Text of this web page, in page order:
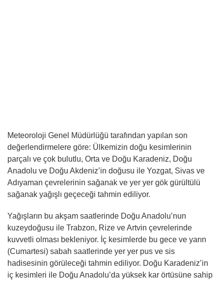
Meteoroloji Genel Müdürlüğü tarafından yapılan son
değerlendirmelere göre: Ülkemizin doğu kesimlerinin
parçalı ve çok bulutlu, Orta ve Doğu Karadeniz, Doğu
Anadolu ve Doğu Akdeniz’in doğusu ile Yozgat, Sivas ve
Adıyaman çevrelerinin sağanak ve yer yer gök gürültülü
sağanak yağışlı geçeceği tahmin ediliyor.
Yağışların bu akşam saatlerinde Doğu Anadolu’nun
kuzeydoğusu ile Trabzon, Rize ve Artvin çevrelerinde
kuvvetli olması bekleniyor. İç kesimlerde bu gece ve yarın
(Cumartesi) sabah saatlerinde yer yer pus ve sis
hadisesinin görüleceği tahmin ediliyor. Doğu Karadeniz’in
iç kesimleri ile Doğu Anadolu’da yüksek kar örtüsüne sahip